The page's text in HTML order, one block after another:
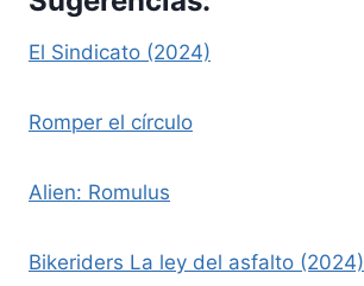
El Sindicato (2024)
Romper el círculo
Alien: Romulus
Bikeriders La ley del asfalto (2024)